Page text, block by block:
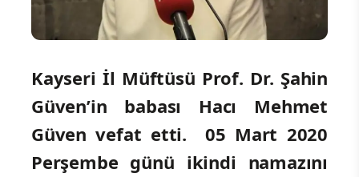
Kayseri İl Müftüsü Prof. Dr. Şahin
Güven’in babası Hacı Mehmet
Güven vefat etti. 05 Mart 2020
Perşembe günü ikindi namazını